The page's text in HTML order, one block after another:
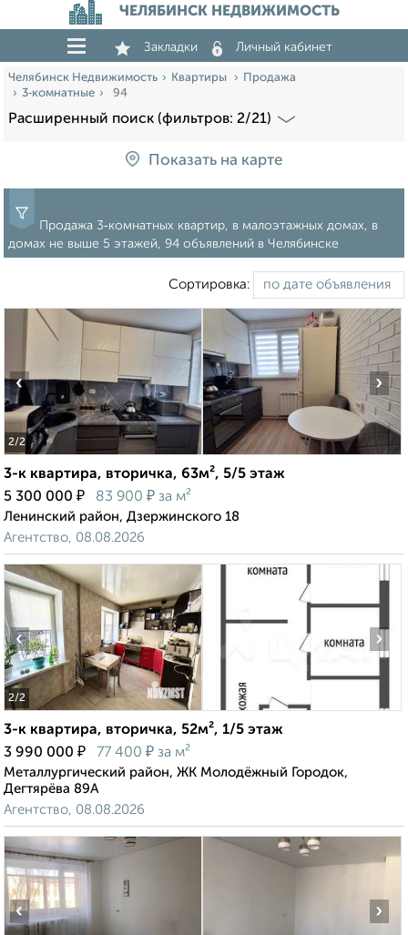
ЧЕЛЯБИНСК НЕДВИЖИМОСТЬ
Закладки Личный кабинет
Челябинск Недвижимость Квартиры
Продажа
3‑комнатные
94
Расширенный поиск (фильтров: 2/21)
Показать на карте
Продажа 3‑комнатных квартир, в малоэтажных домах, в
домах не выше 5 этажей, 94 объявлений в Челябинске
Сортировка:
2/2
‹ ›
3-к квартира, вторичка, 63м², 5/5 этаж
5 300 000 ₽ 83 900 ₽ за м²
Ленинский район, Дзержинского 18
Агентство, 08.08.2026
2/2
‹ ›
3-к квартира, вторичка, 52м², 1/5 этаж
3 990 000 ₽ 77 400 ₽ за м²
Металлургический район, ЖК Молодёжный Городок,
Дегтярёва 89А
Агентство, 08.08.2026
‹ ›